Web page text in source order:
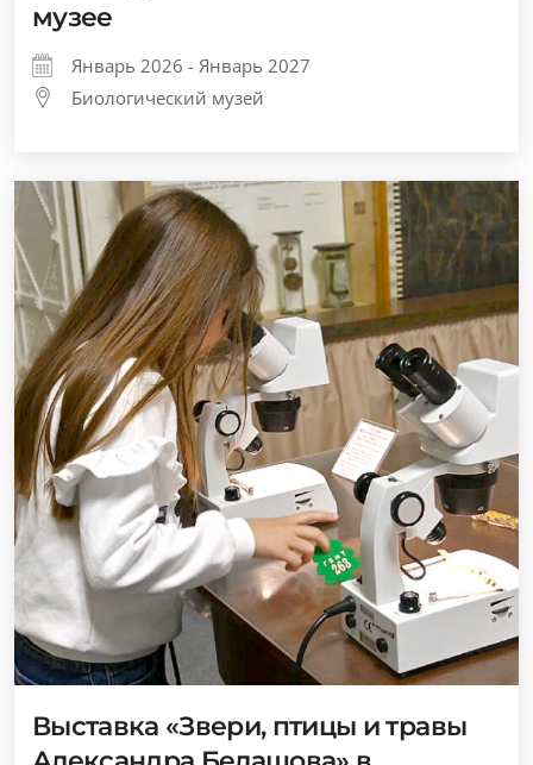
музее
Январь 2026 - Январь 2027
Биологический музей
Выставка «Звери, птицы и травы